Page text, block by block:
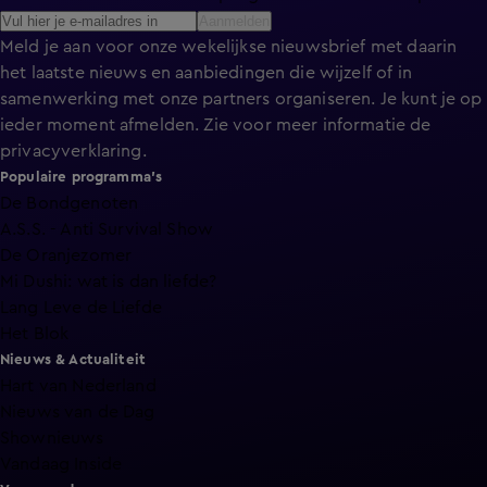
Meld je aan voor onze wekelijkse nieuwsbrief met daarin
het laatste nieuws en aanbiedingen die wijzelf of in
samenwerking met onze partners organiseren. Je kunt je op
ieder moment afmelden. Zie voor meer informatie de
privacyverklaring.
Populaire programma's
De Bondgenoten
A.S.S. - Anti Survival Show
De Oranjezomer
Mi Dushi: wat is dan liefde?
Lang Leve de Liefde
Nieuws & Actualiteit